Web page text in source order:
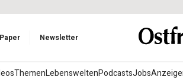
Newsletter
ThemenLebensweltenPodcastsJobs